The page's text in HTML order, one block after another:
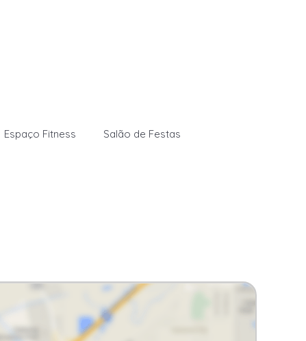
Espaço Fitness
Salão de Festas